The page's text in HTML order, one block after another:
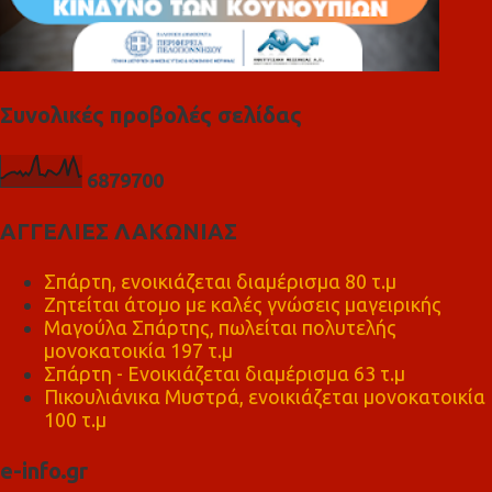
Συνολικές προβολές σελίδας
6879700
ΑΓΓΕΛΙΕΣ ΛΑΚΩΝΙΑΣ
Σπάρτη, ενοικιάζεται διαμέρισμα 80 τ.μ
Ζητείται άτομο με καλές γνώσεις μαγειρικής
Μαγούλα Σπάρτης, πωλείται πολυτελής
μονοκατοικία 197 τ.μ
Σπάρτη - Ενοικιάζεται διαμέρισμα 63 τ.μ
Πικουλιάνικα Μυστρά, ενοικιάζεται μονοκατοικία
100 τ.μ
e-info.gr